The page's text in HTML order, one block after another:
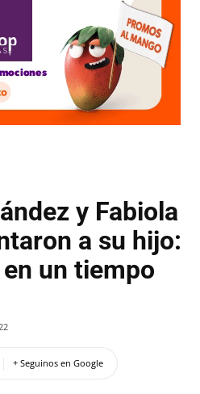
y Fabiola
a su hijo:
un tiempo
+ Seguinos en Google